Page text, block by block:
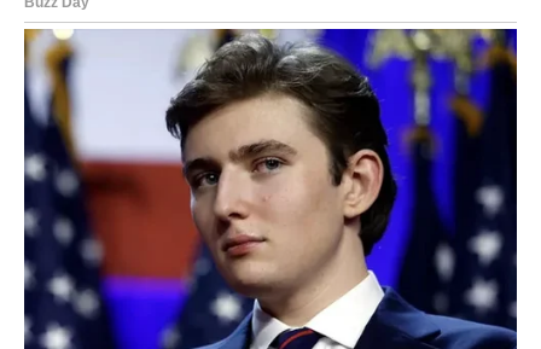
Zaključak
Kokosovo ulje može predstavljati jednostavan i pristupačan
način da se oralna higijena obogati prirodnim navikama.
Njegova upotreba može doprinijeti osjećaju čistoće i svježine u
ustima, ali samo ako je praćena pravilnom i redovnom njegom
zuba.